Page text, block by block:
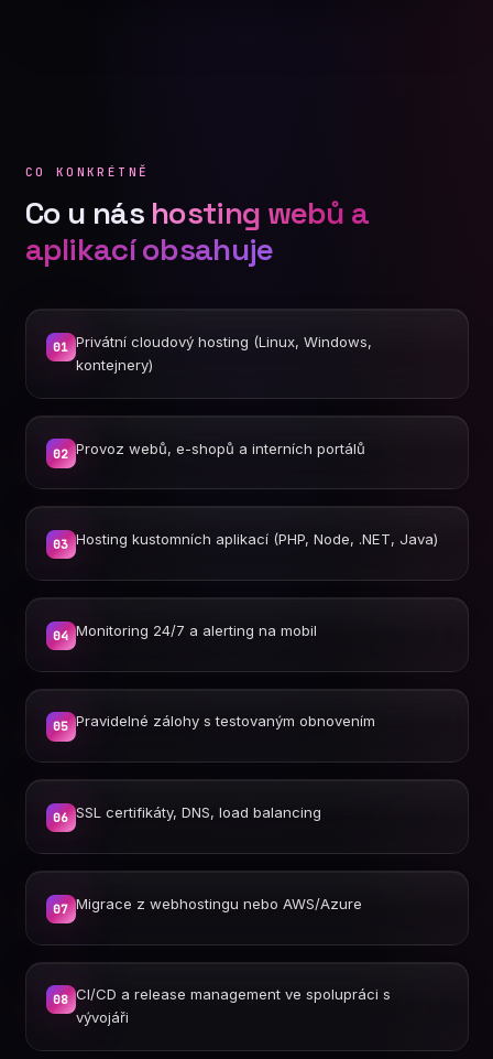
CO KONKRÉTNĚ
Co u nás hosting webů a
aplikací obsahuje
01 Privátní cloudový hosting (Linux, Windows,
kontejnery)
02 Provoz webů, e-shopů a interních portálů
03 Hosting kustomních aplikací (PHP, Node, .NET, Java)
04 Monitoring 24/7 a alerting na mobil
05 Pravidelné zálohy s testovaným obnovením
06 SSL certifikáty, DNS, load balancing
07 Migrace z webhostingu nebo AWS/Azure
08 CI/CD a release management ve spolupráci s
vývojáři